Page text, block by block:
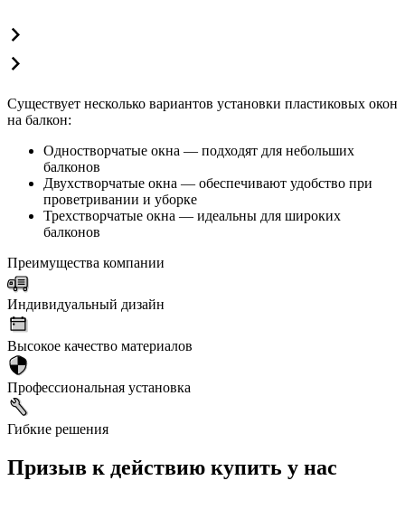
Существует несколько вариантов установки пластиковых окон
на балкон:
Одностворчатые окна — подходят для небольших
балконов
Двухстворчатые окна — обеспечивают удобство при
проветривании и уборке
Трехстворчатые окна — идеальны для широких
балконов
Преимущества компании
Индивидуальный дизайн
Высокое качество материалов
Профессиональная установка
Гибкие решения
Призыв к действию купить у нас